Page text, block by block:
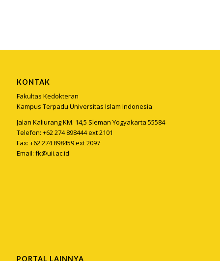
KONTAK
Fakultas Kedokteran
Kampus Terpadu Universitas Islam Indonesia
Jalan Kaliurang KM. 14,5 Sleman Yogyakarta 55584
Telefon: +62 274 898444 ext 2101
Fax: +62 274 898459 ext 2097
Email: fk@uii.ac.id
PORTAL LAINNYA